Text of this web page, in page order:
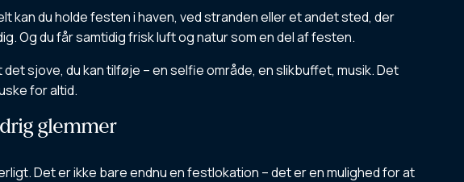
kan du holde festen i haven, ved stranden eller et andet sted, der
Og du får samtidig frisk luft og natur som en del af festen.
sjove, du kan tilføje – en selfie område, en slikbuffet, musik. Det
for altid.
glemmer
Det er ikke bare endnu en festlokation – det er en mulighed for at